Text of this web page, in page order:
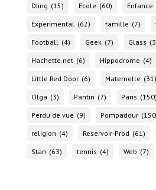
DJing (15) Ecole (60) Enfance
Experimental (62) famille (7)
Football (4) Geek (7) Glass
Hachette.net (6) Hippodrome (4)
Little Red Door (6) Maternelle (31)
Olga (3) Pantin (7) Paris (150)
Perdu de vue (9) Pompadour
religion (4) Reservoir-Prod (61)
Stan (63) tennis (4) Web (7)